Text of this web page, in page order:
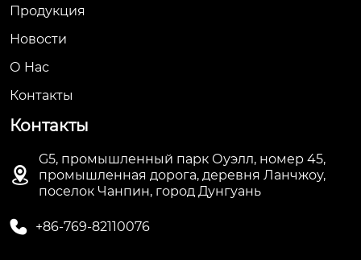
Продукция
Новости
О Hас
Контакты
Контакты

G5, промышленный парк Оуэлл, номер 45,
промышленная дорога, деревня Ланчжоу,
поселок Чанпин, город Дунгуань
 +86-769-82110076